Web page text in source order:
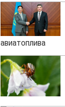
авиатоплива